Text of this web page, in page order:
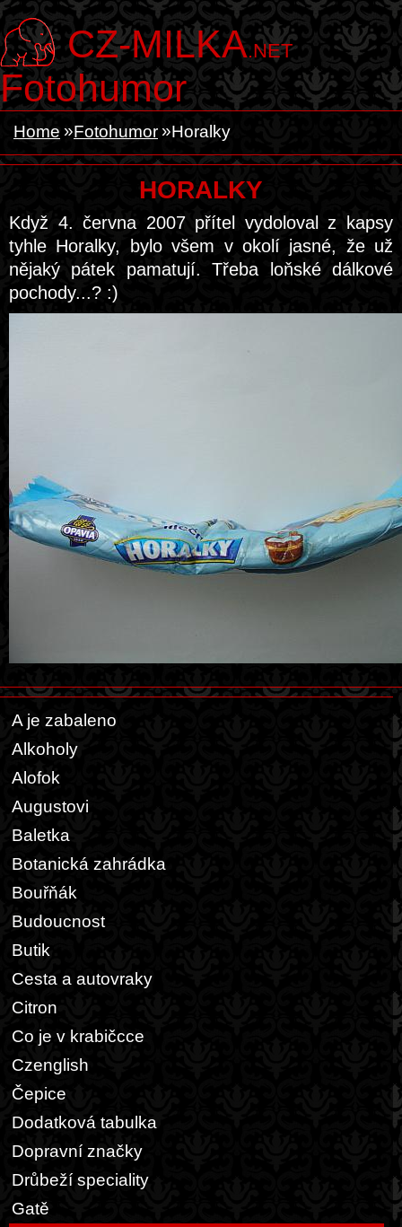
CZ-MILKA.NET
Fotohumor
Home Fotohumor Horalky
HORALKY
Když 4. června 2007 přítel vydoloval z kapsy
tyhle Horalky, bylo všem v okolí jasné, že už
nějaký pátek pamatují. Třeba loňské dálkové
pochody...? :)
A je zabaleno
Alkoholy
Alofok
Augustovi
Baletka
Botanická zahrádka
Bouřňák
Budoucnost
Butik
Cesta a autovraky
Citron
Co je v krabičcce
Czenglish
Čepice
Dodatková tabulka
Dopravní značky
Drůbeží speciality
Gatě